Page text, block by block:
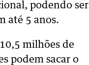
podendo ser
até 5 anos.
milhões de
podem sacar o